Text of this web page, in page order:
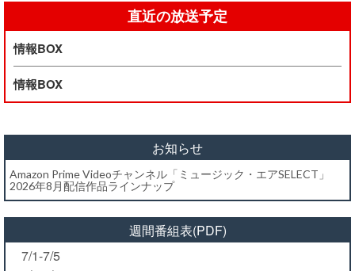
直近の放送予定
情報BOX
情報BOX
お知らせ
Amazon Prime Videoチャンネル「ミュージック・エアSELECT」
2026年8月配信作品ラインナップ
週間番組表(PDF)
7/1-7/5